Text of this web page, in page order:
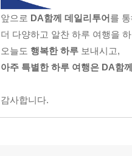
앞으로 DA함께 데일리투어 를
더 다양하고 알찬 하루 여행을
오늘도 행복한 하루 보내시고,
아주 특별한 하루 여행은 DA함
감사합니다.